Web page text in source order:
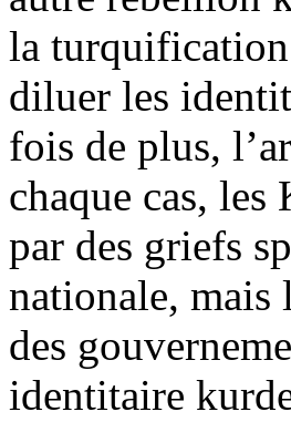
la turquification
diluer les
fois de plus,
chaque cas,
par des griefs
nationale, mais
des
identitaire